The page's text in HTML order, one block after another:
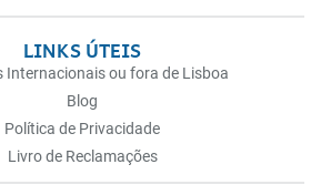
LINKS ÚTEIS
Internacionais ou fora de Lisboa
Blog
Política de Privacidade
Livro de Reclamações